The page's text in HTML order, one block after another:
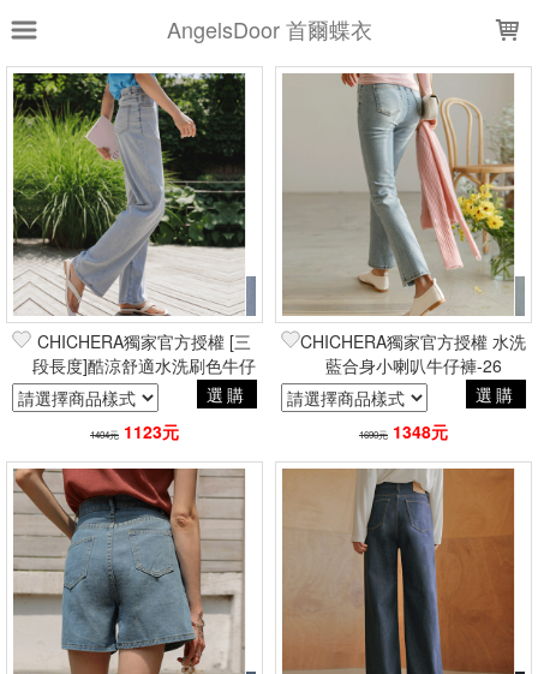
AngelsDoor 首爾蝶衣
上架時間 銷售件數 銷售價格
樣式尺寸篩選
全部樣式 藍色正常 藍 深藍(穿拍色) 淺藍
全部尺寸 S M L 26
現貨商品
篩選
CHICHERA獨家官方授權 [三
段長度]酷涼舒適水洗刷色牛仔
長褲-M
選購
1404元 1123元
CHICHERA獨家官方授權 水洗
藍合身小喇叭牛仔褲-26
選購
1690元 1348元